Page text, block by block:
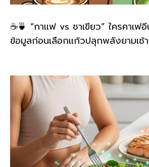
☕🍵 “กาแฟ vs ชาเขียว” ใครคาเฟ
ข้อมูลก่อนเลือกแก้วปลุกพลังยามเช้า